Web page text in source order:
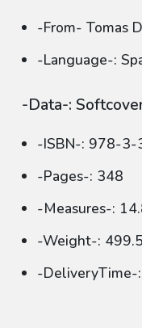
-From- Tomas
-Language-:
-Data-:
-ISBN-: 978-
-Pages-: 348
-Measures-:
-Weight-:
-DeliveryTime-